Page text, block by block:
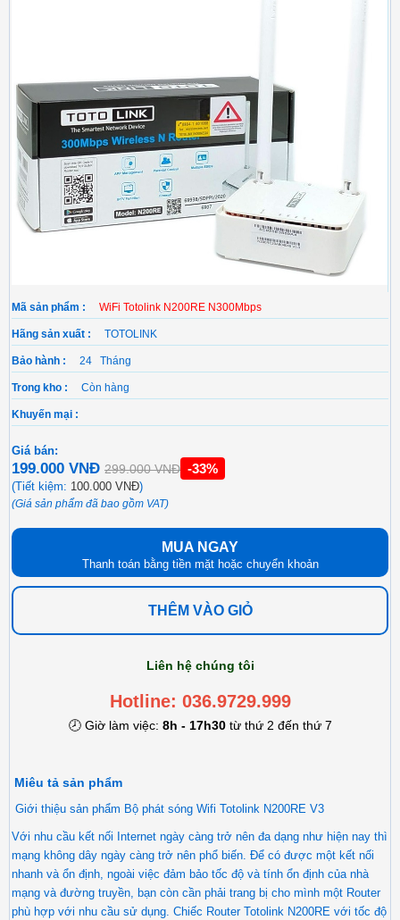
Mã sản phẩm : WiFi Totolink N200RE N300Mbps
Hãng sản xuất : TOTOLINK
Bảo hành : 24 Tháng
Trong kho : Còn hàng
Khuyến mại :
Giá bán:
199.000 VNĐ 299.000 VNĐ -33%
(Tiết kiệm: 100.000 VNĐ)
(Giá sản phẩm đã bao gồm VAT)
MUA NGAY
Thanh toán bằng tiền mặt hoặc chuyển khoản
THÊM VÀO GIỎ
Liên hệ chúng tôi
Hotline: 036.9729.999
🕗 Giờ làm việc: 8h - 17h30từ thứ 2 đến thứ 7
Miêu tả sản phẩm
Giới thiệu sản phẩm Bộ phát sóng Wifi Totolink N200RE V3
Với nhu cầu kết nối Internet ngày càng trở nên đa dạng như hiện nay thì
mạng không dây ngày càng trở nên phổ biến. Để có được một kết nối
nhanh và ổn định, ngoài việc đảm bảo tốc độ và tính ổn định của nhà
mạng và đường truyền, bạn còn cần phải trang bị cho mình một Router
phù hợp với nhu cầu sử dụng. Chiếc Router Totolink N200RE với tốc độ